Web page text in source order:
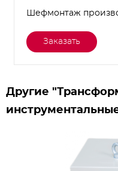
Шефмонтаж
Заказать
Другие